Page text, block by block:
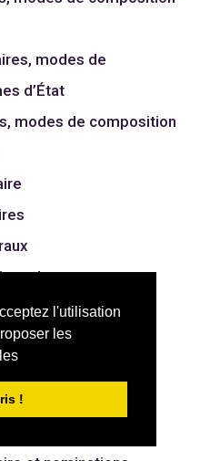
l'utilisation
les
!
modes de
d’État
modes de composition